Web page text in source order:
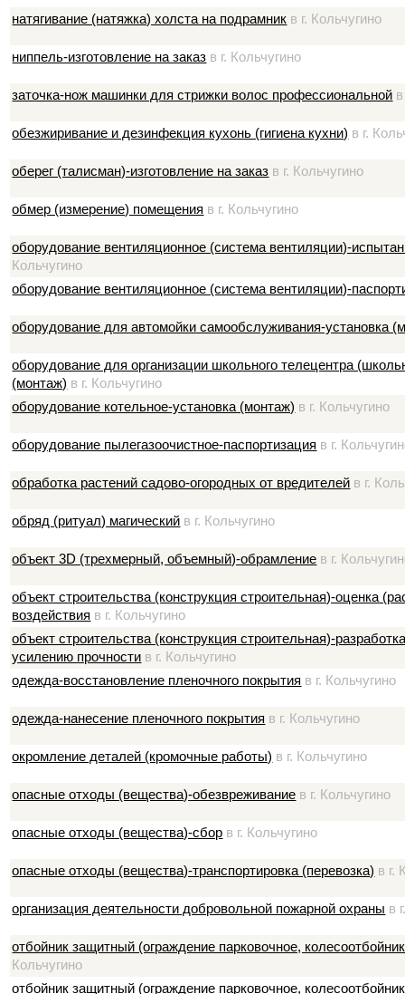
натягивание (натяжка) холста на подрамник в г. Кольчугино
ниппель-изготовление на заказ в г. Кольчугино
заточка-нож машинки для стрижки волос профессиональной
обезжиривание и дезинфекция кухонь (гигиена кухни) в г.
оберег (талисман)-изготовление на заказ в г. Кольчугино
обмер (измерение) помещения в г. Кольчугино
оборудование вентиляционное (система вентиляции)-
Кольчугино
оборудование вентиляционное (система вентиляции)-
оборудование для автомойки самообслуживания-установка
оборудование для организации школьного телецентра
(монтаж) в г. Кольчугино
оборудование котельное-установка (монтаж) в г. Кольчугино
оборудование пылегазоочистное-паспортизация в г.
обработка растений садово-огородных от вредителей в г.
обряд (ритуал) магический в г. Кольчугино
объект 3D (трехмерный, объемный)-обрамление в г.
объект строительства (конструкция строительная)-оценка
воздействия в г. Кольчугино
объект строительства (конструкция строительная)-
усилению прочности в г. Кольчугино
одежда-восстановление пленочного покрытия в г. Кольчугино
одежда-нанесение пленочного покрытия в г. Кольчугино
окромление деталей (кромочные работы) в г. Кольчугино
опасные отходы (вещества)-обезвреживание в г. Кольчугино
опасные отходы (вещества)-сбор в г. Кольчугино
опасные отходы (вещества)-транспортировка (перевозка) в г.
организация деятельности добровольной пожарной охраны в
отбойник защитный (ограждение парковочное,
Кольчугино
отбойник защитный (ограждение парковочное,